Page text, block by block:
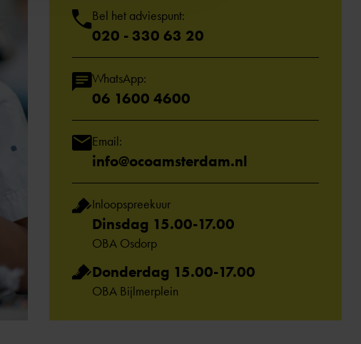
Bel het adviespunt:
020 - 330 63 20
WhatsApp:
06 1600 4600
Email:
info@ocoamsterdam.nl
Inloopspreekuur
Dinsdag 15.00-17.00
OBA Osdorp
Donderdag 15.00-17.00
OBA Bijlmerplein